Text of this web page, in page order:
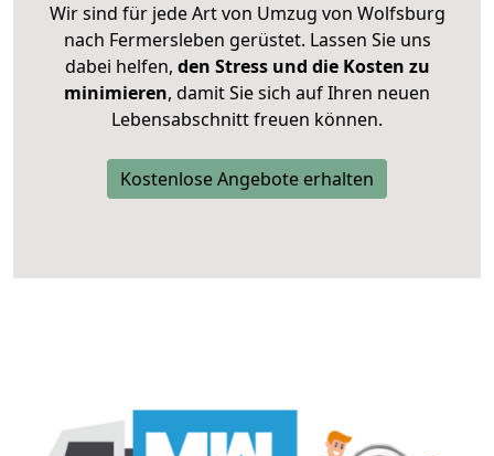
Wir sind für jede Art von Umzug von Wolfsburg
nach Fermersleben gerüstet. Lassen Sie uns
dabei helfen, den Stress und die Kosten zu
minimieren, damit Sie sich auf Ihren neuen
Lebensabschnitt freuen können.
Kostenlose Angebote erhalten